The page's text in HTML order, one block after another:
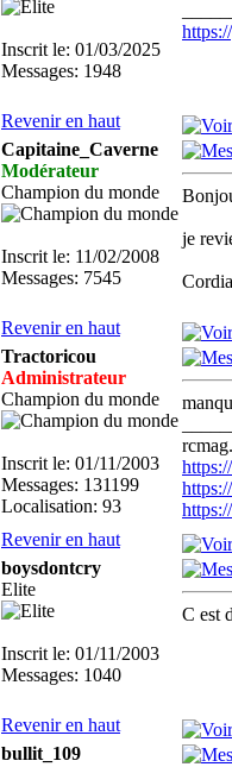
Inscrit le: 01/03/2025
Messages: 1948
Revenir en haut
Capitaine_Caverne
Modérateur
Champion du monde
Inscrit le: 11/02/2008
Messages: 7545
je
Revenir en haut
Tractoricou
Administrateur
Champion du monde
Inscrit le: 01/11/2003
Messages: 131199
Localisation: 93
Revenir en haut
boysdontcry
Elite
Inscrit le: 01/11/2003
Messages: 1040
C est
Revenir en haut
bullit_109